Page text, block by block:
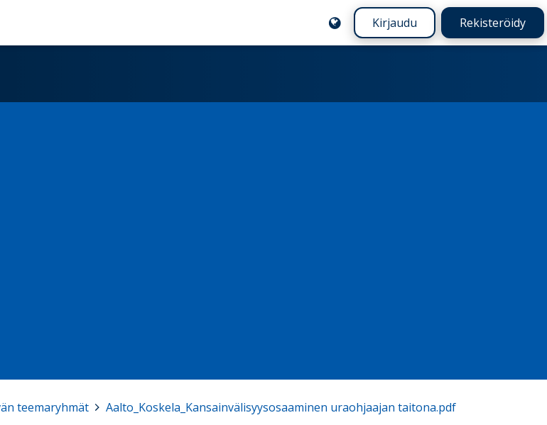
Kirjaudu Rekisteröidy
teemaryhmät Aalto_Koskela_Kansainvälisyysosaaminen uraohjaajan taitona.pdf